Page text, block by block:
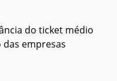
do ticket médio
empresas